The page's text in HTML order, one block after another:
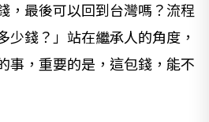
，最後可以回到台灣嗎？流程
少錢？」站在繼承人的角度，
事，重要的是，這包錢，能不